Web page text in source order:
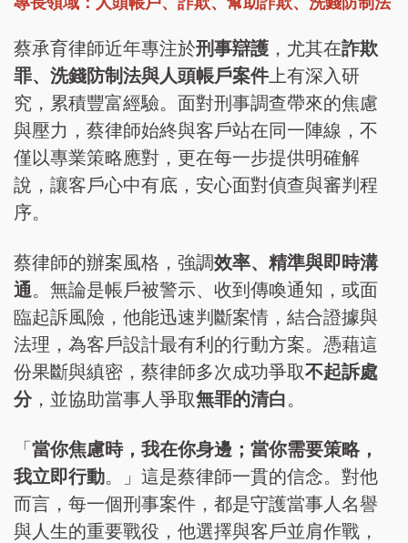
蔡承育律師近年專注於刑事辯護 ，尤其在詐欺
罪、洗錢防制法與人頭帳戶案件上有深入研
究，累積豐富經驗。面對刑事調查帶來的焦慮
與壓力，蔡律師始終與客戶站在同一陣線，不
僅以專業策略應對，更在每一步提供明確解
說，讓客戶心中有底，安心面對偵查與審判程
序。
蔡律師的辦案風格，強調效率、精準與即時溝
通。無論是帳戶被警示、收到傳喚通知，或面
臨起訴風險，他能迅速判斷案情，結合證據與
法理，為客戶設計最有利的行動方案。憑藉這
份果斷與縝密，蔡律師多次成功爭取不起訴處
分，並協助當事人爭取無罪的清白。
「當你焦慮時，我在你身邊；當你需要策略，
我立即行動。」這是蔡律師一貫的信念。對他
而言，每一個刑事案件，都是守護當事人名譽
與人生的重要戰役，他選擇與客戶並肩作戰，